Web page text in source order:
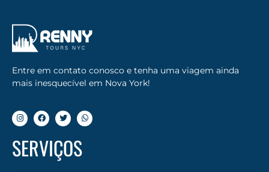
Entre em contato conosco e tenha uma viagem ainda
mais inesquecível em Nova York!
SERVIÇOS